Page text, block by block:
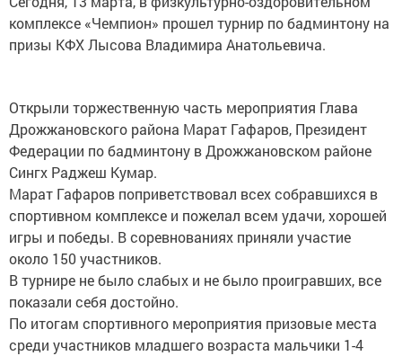
комплексе «Чемпион» прошел турнир по бадминтону на
призы КФХ Лысова Владимира Анатольевича.
Открыли торжественную часть мероприятия Глава
Дрожжановского района Марат Гафаров, Президент
Федерации по бадминтону в Дрожжановском районе
Сингх Раджеш Кумар.
Марат Гафаров поприветствовал всех собравшихся в
спортивном комплексе и пожелал всем удачи, хорошей
игры и победы. В соревнованиях приняли участие
около 150 участников.
В турнире не было слабых и не было проигравших, все
показали себя достойно.
По итогам спортивного мероприятия призовые места
среди участников младшего возраста мальчики 1-4